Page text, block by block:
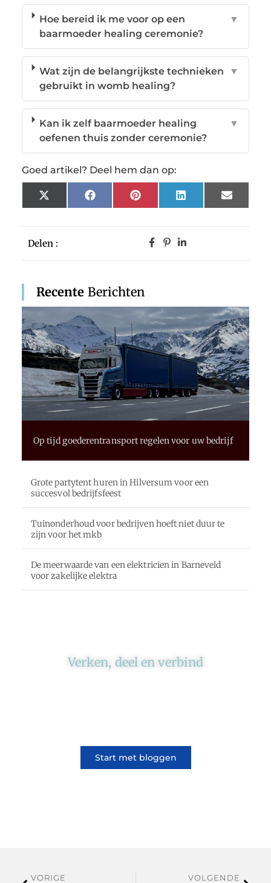
Delen :
Recente Berichten
Op tijd goederentransport regelen voor uw bedrijf
Grote partytent huren in Hilversum voor een
succesvol bedrijfsfeest
Tuinonderhoud voor bedrijven hoeft niet duur te
zijn voor het mkb
De meerwaarde van een elektricien in Barneveld
voor zakelijke elektra
Verken, deel en verbind
Start met bloggen
Hoe bereid ik me voor op een
baarmoeder healing ceremonie?
▼
Wat zijn de belangrijkste technieken
gebruikt in womb healing?
▼
Kan ik zelf baarmoeder healing
oefenen thuis zonder ceremonie?
▼
Goed artikel? Deel hem dan op:
X
(Twitter)
FacebookPinterestLinkedInEmail
VORIGE VOLGENDE